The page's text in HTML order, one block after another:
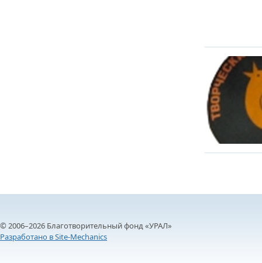
© 2006–2026 Благотворительный фонд «УРАЛ»
Разработано в Site-Mechanics